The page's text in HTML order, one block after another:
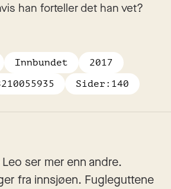
han forteller det han vet?
Innbundet
2017
Sider: 140
ser mer enn andre.
fra innsjøen. Fugleguttene